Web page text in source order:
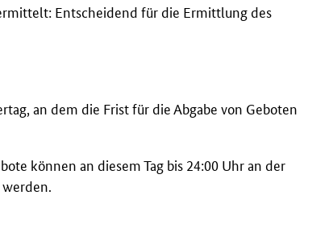
Entscheidend für die Ermittlung des
an dem die Frist für die Abgabe von Geboten
können an diesem Tag bis 24:00 Uhr an der